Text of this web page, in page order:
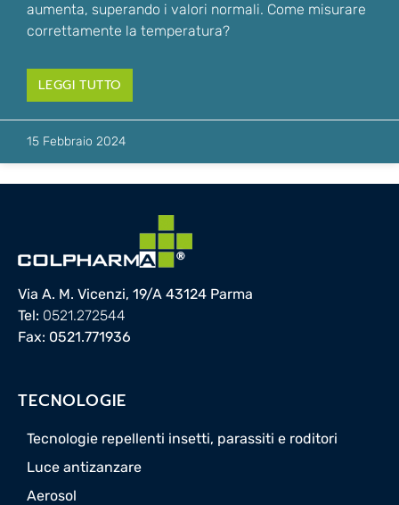
aumenta, superando i valori normali. Come misurare
correttamente la temperatura?
LEGGI TUTTO
15 Febbraio 2024
Via A. M. Vicenzi, 19/A 43124 Parma
Tel: 0521.272544
Fax: 0521.771936
TECNOLOGIE
Tecnologie repellenti insetti, parassiti e roditori
Luce antizanzare
Aerosol